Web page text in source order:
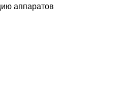
аппаратов